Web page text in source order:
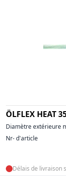
ÖLFLEX HEAT
Diamètre extérieure
Nr- d'article
Délais de livraison